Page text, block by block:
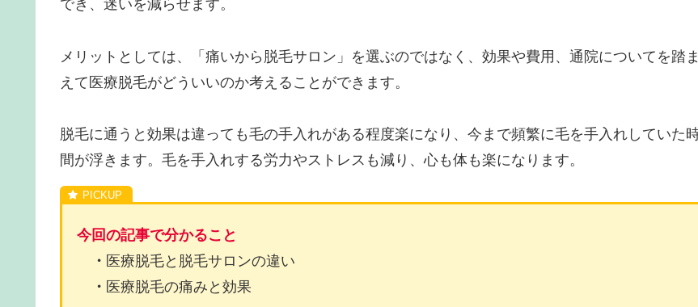
でき、迷いを減らせます。
メリットとしては、「痛いから脱毛サロン」を選ぶのではなく、効果や費用、通院についてを踏ま
えて医療脱毛がどういいのか考えることができます。
脱毛に通うと効果は違っても毛の手入れがある程度楽になり、今まで頻繁に毛を手入れしていた
間が浮きます。毛を手入れする労力やストレスも減り、心も体も楽になります。
今回の記事で分かること
・ 医療脱毛と脱毛サロンの違い
・ 医療脱毛の痛みと効果